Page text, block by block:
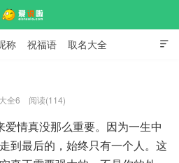

称 祝福语 取名大全
全6 阅读(114)
情真没那么重要。因为一生中
到最后的，始终只有一个人。这